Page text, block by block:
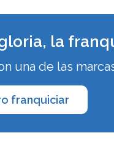
la
una de las
franquiciar